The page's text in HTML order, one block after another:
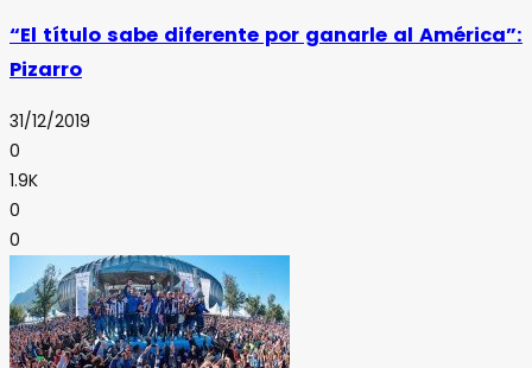
“El título sabe diferente por ganarle al América”:
Pizarro
31/12/2019
0
1.9K
0
0